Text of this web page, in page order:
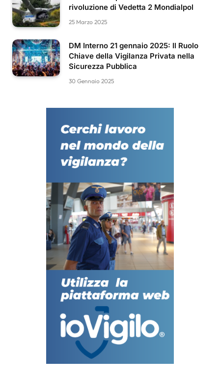
rivoluzione di Vedetta 2 Mondialpol
25 Marzo 2025
DM Interno 21 gennaio 2025: Il Ruolo
Chiave della Vigilanza Privata nella
Sicurezza Pubblica
30 Gennaio 2025